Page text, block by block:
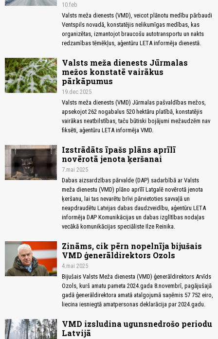
10.feb
Valsts meža dienests (VMD), veicot plānotu medību pārbaudi
Ventspils novadā, konstatējis nelikumīgas medības, kas
organizētas, izmantojot braucošu autotransportu un nakts
redzamības tēmēkļus, aģentūru LETA informēja dienestā.
Valsts meža dienests Jūrmalas
mežos konstatē vairākus
pārkāpumus
19.dec 2025
Valsts meža dienests (VMD) Jūrmalas pašvaldības mežos,
apsekojot 262 nogabalus 520 hektāru platībā, konstatējis
vairākas neatbilstības, taču būtiski bojājumi mežaudzēm nav
fiksēti, aģentūru LETA informēja VMD.
Izstrādāts īpašs plāns aprīlī
novērotā jenota ķeršanai
7.mai 2025
Dabas aizsardzības pārvalde (DAP) sadarbībā ar Valsts
meža dienestu (VMD) plāno aprīlī Latgalē novērotā jenota
ķeršanu, lai tas nevarētu brīvi pārvietoties savvaļā un
neapdraudētu Latvijas dabas daudzveidību, aģentūru LETA
informēja DAP Komunikācijas un dabas izglītības nodaļas
vecākā komunikācijas speciāliste Ilze Reinika.
Zināms, cik pērn nopelnīja bijušais
VMD ģenerāldirektors Ozols
4.mai 2025
Bijušais Valsts Meža dienesta (VMD) ģenerāldirektors Arvīds
Ozols, kurš amatu pameta 2024.gada 8.novembrī, pagājušajā
gadā ģenerāldirektora amatā atalgojumā saņēmis 57 752 eiro,
liecina iesniegtā amatpersonas deklarācija par 2024.gadu.
VMD izsludina ugunsnedrošo periodu
Latvijā